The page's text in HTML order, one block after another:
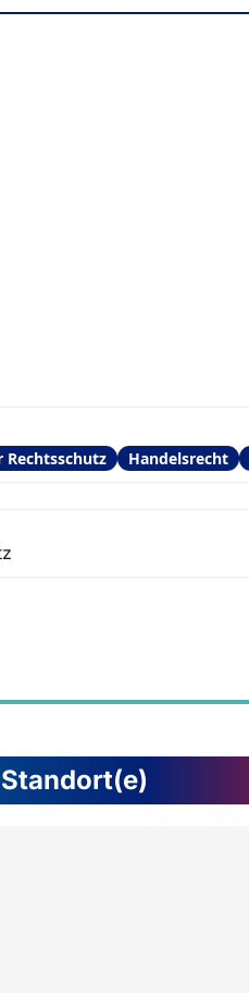
Rechtsschutz Handelsrecht
Standort(e)